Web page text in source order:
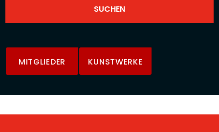
MITGLIEDER KUNSTWERKE